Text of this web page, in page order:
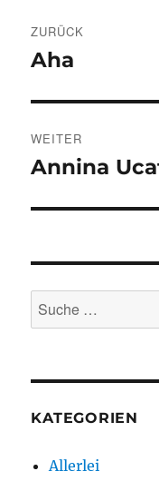
ZURÜCK
Vorheriger
Aha
WEITER
Nächster
Annina
Suche
nach:
KATEGORIEN
Allerlei